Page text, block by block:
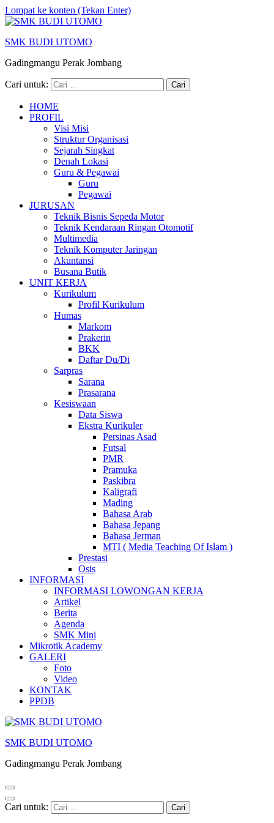
Lompat ke konten (Tekan Enter)
SMK BUDI UTOMO
Gadingmangu Perak Jombang
Cari untuk:
HOME
PROFIL
Visi Misi
Struktur Organisasi
Sejarah Singkat
Denah Lokasi
Guru & Pegawai
Guru
Pegawai
JURUSAN
Teknik Bisnis Sepeda Motor
Teknik Kendaraan Ringan Otomotif
Multimedia
Teknik Komputer Jaringan
Akuntansi
Busana Butik
UNIT KERJA
Kurikulum
Profil Kurikulum
Humas
Markom
Prakerin
BKK
Daftar Du/Di
Sarpras
Sarana
Prasarana
Kesiswaan
Data Siswa
Ekstra Kurikuler
Persinas Asad
Futsal
PMR
Pramuka
Paskibra
Kaligrafi
Mading
Bahasa Arab
Bahasa Jepang
Bahasa Jerman
MTI ( Media Teaching Of Islam )
Prestasi
Osis
INFORMASI
INFORMASI LOWONGAN KERJA
Artikel
Berita
Agenda
SMK Mini
Mikrotik Academy
GALERI
Foto
Video
KONTAK
PPDB
SMK BUDI UTOMO
Gadingmangu Perak Jombang
Cari untuk: